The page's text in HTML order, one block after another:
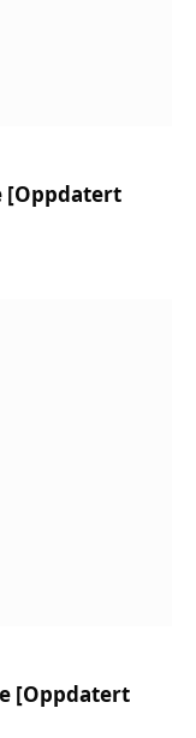
[Oppdatert
[Oppdatert